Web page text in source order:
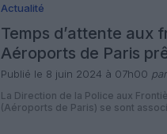
Actualité
Temps d’attente aux
Aéroports de Paris
de Paris
Publié le 8 juin 2024 à 07h00
La Direction de la Police aux
(Aéroports de Paris) se sont